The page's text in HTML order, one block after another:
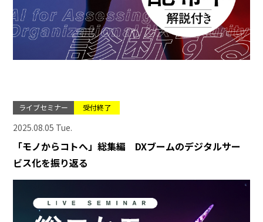
ライブセミナー 受付終了
2025.08.05 Tue.
「モノからコトへ」総集編 DXブームのデジタルサー
ビス化を振り返る